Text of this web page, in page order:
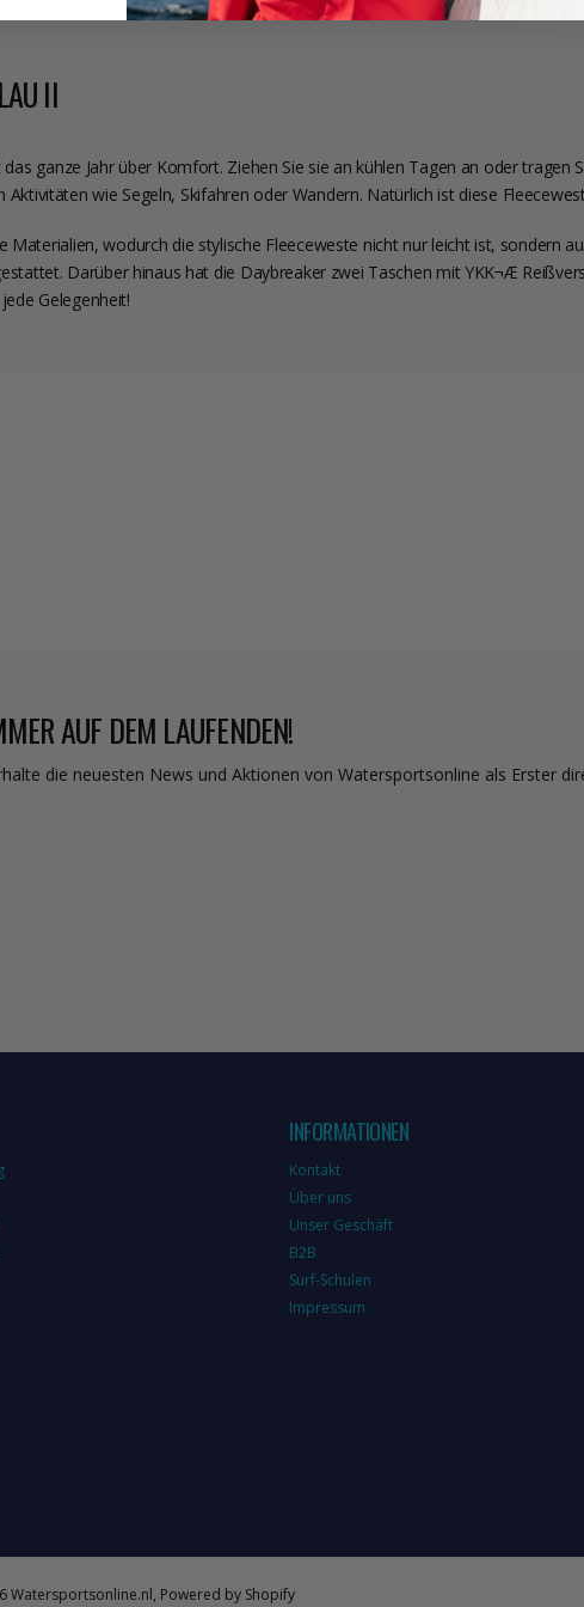
II
ganze Jahr über Komfort. Ziehen Sie sie an kühlen Tagen an oder tragen
wie Segeln, Skifahren oder Wandern. Natürlich ist diese
wodurch die stylische Fleeceweste nicht nur leicht ist, sondern
Darüber hinaus hat die Daybreaker zwei Taschen mit YKK¬Æ
Gelegenheit!
AUF DEM LAUFENDEN!
die neuesten News und Aktionen von Watersportsonline als Erster
INFORMATIONEN
Kontakt
Über uns
Unser Geschäft
B2B
Surf-Schulen
Impressum
Watersportsonline.nl, Powered by Shopify